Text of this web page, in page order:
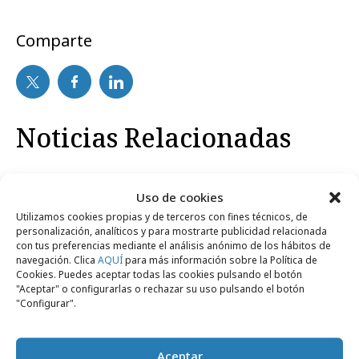
Uso de cookies
Utilizamos cookies propias y de terceros con fines técnicos, de
personalización, analíticos y para mostrarte publicidad relacionada
con tus preferencias mediante el análisis anónimo de los hábitos de
navegación. Clica AQUÍpara más información sobre la Política de
Cookies. Puedes aceptar todas las cookies pulsando el botón
"Aceptar" o configurarlas o rechazar su uso pulsando el botón
"Configurar".
Aceptar
Comparte
Noticias Relacionadas
Festivales y premios
Las mejores campañas de septiembre 2012
Empresas y Negocios
miércoles, 30 de noviembre 2011
Edición limitada de Bobbi Brown